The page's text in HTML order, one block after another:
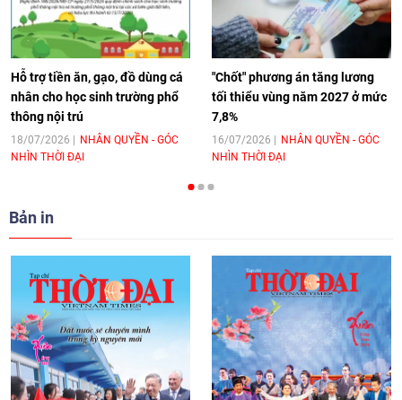
[Video] Âm nhạc flamenco gắn kết văn
hoá Việt Nam - Tây Ban Nha
11:10 17/06/2026
[Video] Trao tặng Kỷ niệm chương "Vì
hòa bình, hữu nghị giữa các dân tộc"
cho Đại sứ Hungary tại Việt Nam
[Video] Nhân dân Việt Nam luôn trân
trọng tình cảm của nước Nga
08:02 | 13/06/2026
Video: Cơ hội giao lưu quốc tế cho học
sinh Việt Nam tại trại hè Artek
Hỗ trợ tiền ăn, gạo, đồ dùng cá
nhân cho học sinh trường phổ
thông nội trú
18/07/2026
NHÂN QUYỀN - GÓC
NHÌN THỜI ĐẠI
"Chốt" phương án tăng lương
tối thiểu vùng năm 2027 ở mức
7,8%
16/07/2026
NHÂN QUYỀN - GÓC
NHÌN THỜI ĐẠI
Bản in